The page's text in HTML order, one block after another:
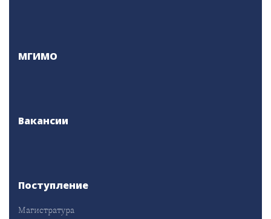
МГИМО
Вакансии
Поступление
Магистратура